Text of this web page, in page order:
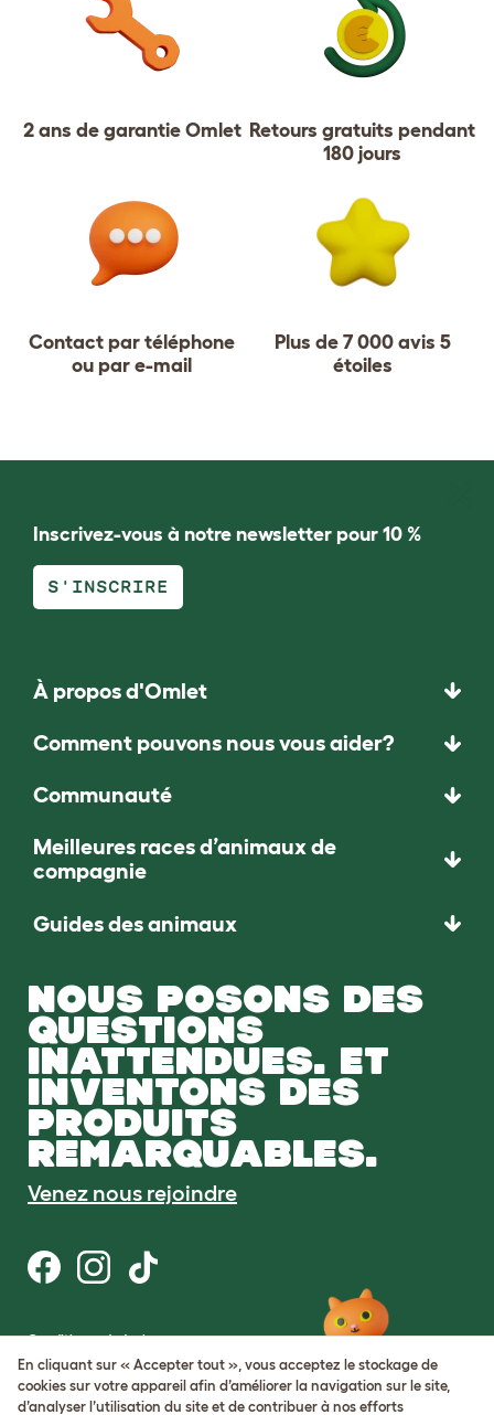
2 ans de garantie Omlet Retours gratuits pendant
180 jours
Contact par téléphone
ou par e-mail
Plus de 7 000 avis 5
étoiles
Inscrivez-vous à notre newsletter pour 10 %
S'INSCRIRE
À propos d'Omlet
Comment pouvons nous vous aider?
Communauté
Meilleures races d’animaux de
compagnie
Guides des animaux
NOUS POSONS DES
QUESTIONS
INATTENDUES. ET
INVENTONS DES
PRODUITS
REMARQUABLES.
Venez nous rejoindre
Conditions générales
Protection de la vie privée et cookies
Cookie Settings
Plan du site
En cliquant sur « Accepter tout », vous acceptez le stockage de
cookies sur votre appareil afin d’améliorer la navigation sur le site,
d’analyser l’utilisation du site et de contribuer à nos efforts